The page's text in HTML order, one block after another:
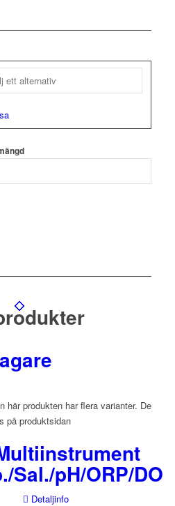
här produkten har flera varianter. De
på produktsidan
Sal./pH/ORP/DO
Detaljinfo